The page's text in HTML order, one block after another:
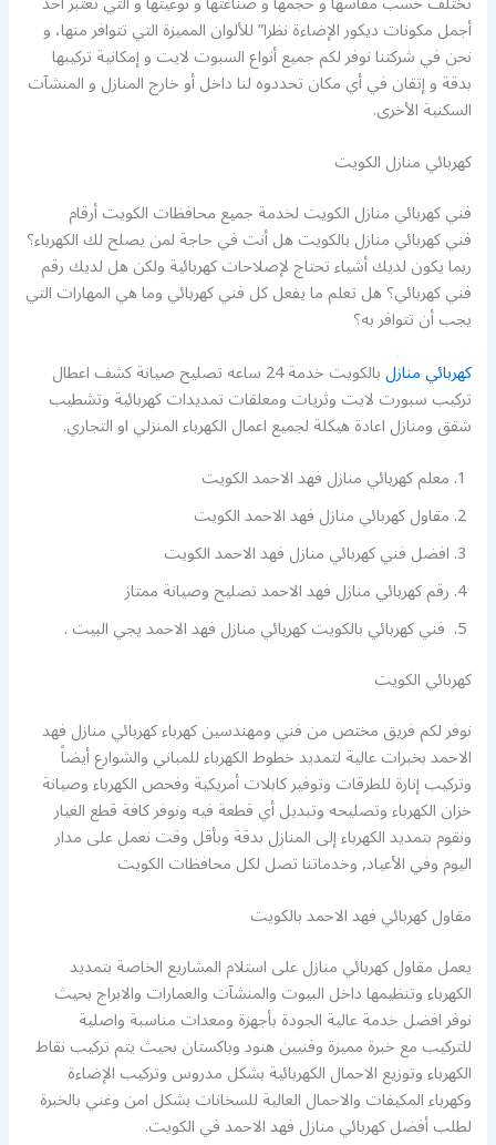
أجمل مكونات ديكور الإضاءة نظرا” للألوان المميزة التي تتوافر منها، و
نحن في شركتنا نوفر لكم جميع أنواع السبوت لايت و إمكانية تركيبها
بدقة و إتقان في أي مكان تحددوه لنا داخل أو خارج المنازل و المنشآت
السكنية الأخرى.
كهربائي منازل الكويت
فني كهربائي منازل الكويت لخدمة جميع محافظات الكويت أرقام
فني كهربائي منازل بالكويت هل أنت في حاجة لمن يصلح لك الكهرباء؟
ربما يكون لديك أشياء تحتاج لإصلاحات كهربائية ولكن هل لديك رقم
فني كهربائي؟ هل تعلم ما يفعل كل فني كهربائي وما هي المهارات التي
يجب أن تتوافر به؟
كهربائي منازل
بالكويت خدمة 24 ساعه تصليح صيانة كشف اعطال
تركيب سبورت لايت وثريات ومعلقات تمديدات كهربائية وتشطيب
شقق ومنازل اعادة هيكلة لجميع اعمال الكهرباء المنزلي او التجاري.
معلم كهربائي منازل فهد الاحمد الكويت
مقاول كهربائي منازل فهد الاحمد الكويت
افضل فني كهربائي منازل فهد الاحمد الكويت
رقم كهربائي منازل فهد الاحمد تصليح وصيانة ممتاز
فني كهربائي بالكويت كهربائي منازل فهد الاحمد يجي البيت .
كهربائي الكويت
نوفر لكم فريق مختص من فني ومهندسين كهرباء كهربائي منازل فهد
الاحمد بخبرات عالية لتمديد خطوط الكهرباء للمباني والشوارع أيضاً
وتركيب إنارة للطرقات وتوفير كابلات أمريكية وفحص الكهرباء وصيانة
خزان الكهرباء وتصليحه وتبديل أي قطعة فيه ونوفر كافة قطع الغيار
ونقوم بتمديد الكهرباء إلى المنازل بدقة وبأقل وقت نعمل على مدار
اليوم وفي الأعياد, وخدماتنا تصل لكل محافظات الكويت
مقاول كهربائي فهد الاحمد بالكويت
يعمل مقاول كهربائي منازل على استلام المشاريع الخاصة بتمديد
الكهرباء وتنظيمها داخل البيوت والمنشآت والعمارات والابراج بحيث
نوفر افضل خدمة عالية الجودة بأجهزة ومعدات مناسبة واصلية
للتركيب مع خبرة مميزة وفنيين هنود وباكستان بحيث يتم تركيب نقاط
الكهرباء وتوزيع الاحمال الكهربائية بشكل مدروس وتركيب الإضاءة
وكهرباء المكيفات والاحمال العالية للسخانات بشكل امن وغني بالخبرة
لطلب أفضل كهربائي منازل فهد الاحمد في الكويت.